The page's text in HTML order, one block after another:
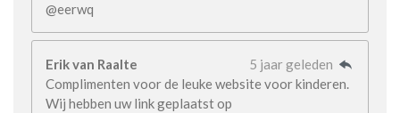
@eerwq
Erik van Raalte
5 jaar geleden
Complimenten voor de leuke website voor kinderen.
Wij hebben uw link geplaatst op